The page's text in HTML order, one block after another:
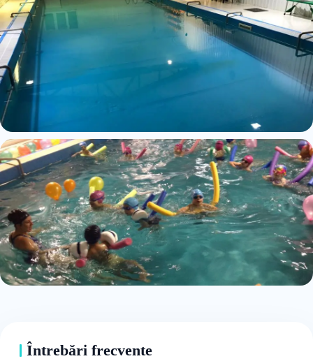
Întrebări frecvente